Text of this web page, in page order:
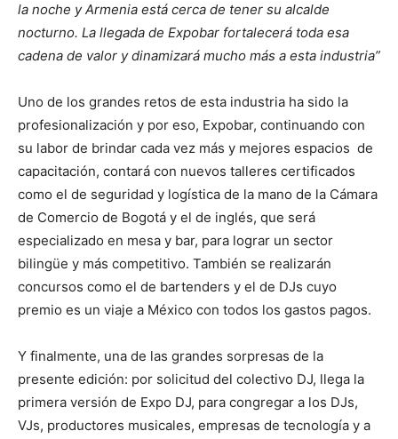
la noche y Armenia está cerca de tener su alcalde
nocturno. La llegada de Expobar fortalecerá toda esa
cadena de valor y dinamizará mucho más a esta industria”
Uno de los grandes retos de esta industria ha sido la
profesionalización y por eso, Expobar, continuando con
su labor de brindar cada vez más y mejores espacios de
capacitación, contará con nuevos talleres certificados
como el de seguridad y logística de la mano de la Cámara
de Comercio de Bogotá y el de inglés, que será
especializado en mesa y bar, para lograr un sector
bilingüe y más competitivo. También se realizarán
concursos como el de bartenders y el de DJs cuyo
premio es un viaje a México con todos los gastos pagos.
Y finalmente, una de las grandes sorpresas de la
presente edición: por solicitud del colectivo DJ, llega la
primera versión de Expo DJ, para congregar a los DJs,
VJs, productores musicales, empresas de tecnología y a